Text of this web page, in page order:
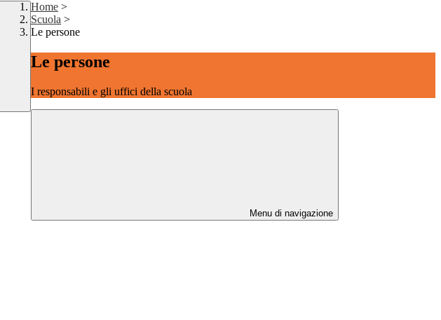
Home >
Scuola >
Le persone
Le persone
I responsabili e gli uffici della scuola
Menu di navigazione